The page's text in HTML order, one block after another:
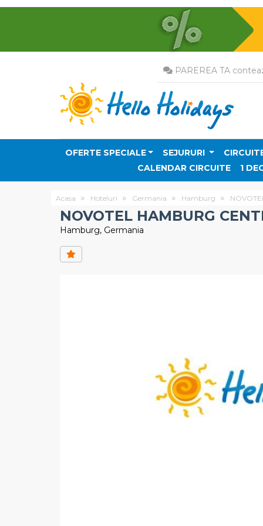
PAREREA TA
OFERTE SPECIALE SEJURURI
CALENDAR CIRCUITE
1
Acasa Hoteluri Germania Hamburg
NOVOTEL HAMBURG
Hamburg, Germania